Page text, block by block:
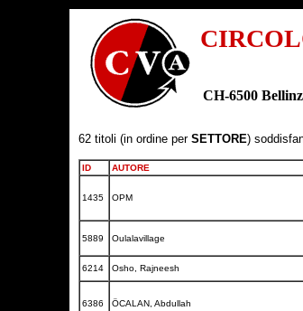
CH-6500
62 titoli (in ordine per SETTORE)
ID AUTORE
1435 OPM
5889 Oulalavillage
6214
Osho, Rajneesh
6386 ÖCALAN, Abdullah